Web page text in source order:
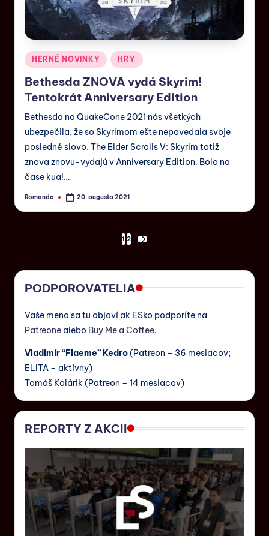
HERNÉ NOVINKY HRY
Bethesda ZNOVA vydá Skyrim!
Tentokrát Anniversary Edition
Bethesda na QuakeCone 2021 nás všetkých
ubezpečila, že so Skyrimom ešte nepovedala svoje
posledné slovo. The Elder Scrolls V: Skyrim totiž
znova znovu-vydajú v Anniversary Edition. Bolo na
čase kua!…
Romando 20. augusta 2021
1 2
PODPOROVATELIA
Vaše meno sa tu objaví ak ESko podporíte na
Patreone alebo Buy Me a Coffee.
Vladimír “Flaeme” Kedro(Patreon – 36 mesiacov;
ELITA – aktívny)
Tomáš Kolárik (Patreon – 14 mesiacov)
REPORTY Z AKCII